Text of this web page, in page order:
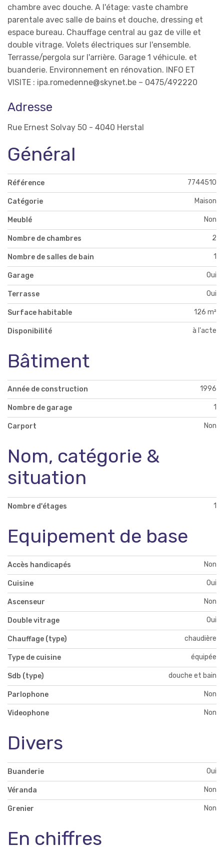
chambre avec douche. A l'étage: vaste chambre
parentale avec salle de bains et douche, dressing et
espace bureau. Chauffage central au gaz de ville et
double vitrage. Volets électriques sur l'ensemble.
Terrasse/pergola sur l'arrière. Garage 1 véhicule. et
buanderie. Environnement en rénovation. INFO ET
VISITE : ipa.romedenne@skynet.be – 0475/492220
Adresse
Rue Ernest Solvay 50 - 4040 Herstal
Général
Référence 7744510
Catégorie Maison
Meublé Non
Nombre de chambres 2
Nombre de salles de bain 1
Garage Oui
Terrasse Oui
Surface habitable 126 m²
Disponibilité à l'acte
Bâtiment
Année de construction 1996
Nombre de garage 1
Carport Non
Nom, catégorie &
situation
Nombre d'étages 1
Equipement de base
Accès handicapés Non
Cuisine Oui
Ascenseur Non
Double vitrage Oui
Chauffage (type) chaudière
Type de cuisine équipée
Sdb (type) douche et bain
Parlophone Non
Videophone Non
Divers
Buanderie Oui
Véranda Non
Grenier Non
En chiffres